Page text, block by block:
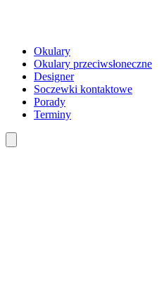
Okulary
Okulary przeciwsłoneczne
Designer
Soczewki kontaktowe
Porady
Terminy